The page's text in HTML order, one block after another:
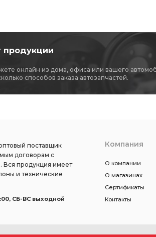
продукции
онлайн из дома, офиса или вашего
способов заказа автозапчастей.
поставщик
договорам с
Вся продукция имеет
и технические
СБ-ВС выходной
Компания
О компании
О магазинах
Сертификаты
Контакты